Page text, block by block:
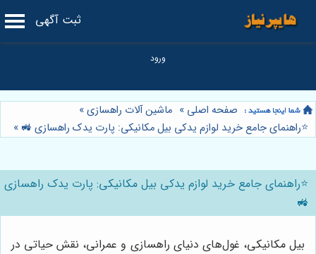
ثبت آگهی
صفحه اصلی » ماشین آلات راهسازی»
⭐️راهنمای جامع خرید لوازم یدکی بیل مکانیکی: پارت یدک راهسازی 🚜 »
⭐️راهنمای جامع خرید لوازم یدکی بیل مکانیکی: پارت یدک راهسازی
🚜
بیل مکانیکی، غول‌های دنیای راهسازی و عمرانی، نقش حیاتی در